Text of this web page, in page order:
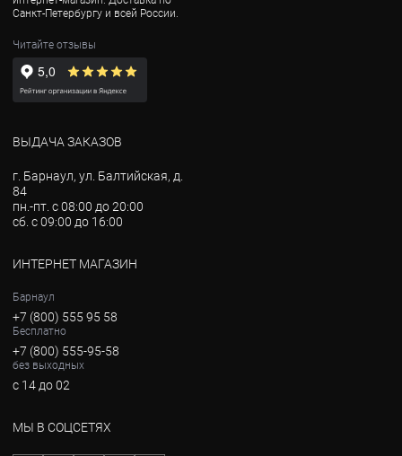
Санкт-Петербургу и всей России.
Читайте отзывы
ВЫДАЧА ЗАКАЗОВ
г. Барнаул, ул. Балтийская, д.
84
пн.-пт. с 08:00 до 20:00
сб. с 09:00 до 16:00
ИНТЕРНЕТ МАГАЗИН
Барнаул
+7 (800) 555 95 58
Бесплатно
+7 (800) 555-95-58
без выходных
с 14 до 02
МЫ В СОЦСЕТЯХ